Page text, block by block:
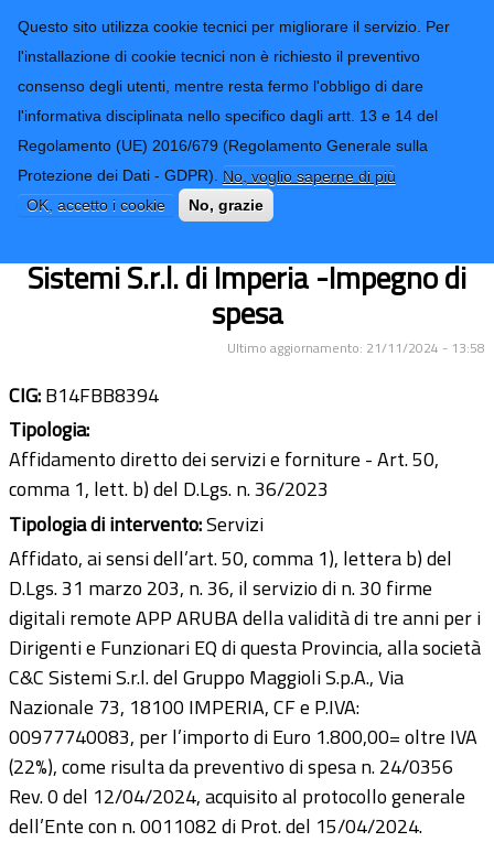
Questo sito utilizza cookie tecnici per migliorare il servizio. Per
l'installazione di cookie tecnici non è richiesto il preventivo
consenso degli utenti, mentre resta fermo l'obbligo di dare
l'informativa disciplinata nello specifico dagli artt. 13 e 14 del
Regolamento (UE) 2016/679 (Regolamento Generale sulla
Protezione dei Dati - GDPR). No, voglio saperne di più
OK, accetto i cookie
No, grazie
Provincia di
Imperia
CONTATTI-URP
TRASPARENZA
Form di ricerca
Servizio di firma digitale remota per
Dirigenti e Funzionari EQ della
Sistemi S.r.l. di Imperia -Impegno di
spesa
Ultimo aggiornamento: 21/11/2024 - 13:58
CIG:B14FBB8394
Tipologia:
Affidamento diretto dei servizi e forniture - Art. 50,
comma 1, lett. b) del D.Lgs. n. 36/2023
Tipologia di intervento:Servizi
Affidato, ai sensi dell’art. 50, comma 1), lettera b) del
D.Lgs. 31 marzo 203, n. 36, il servizio di n. 30 firme
digitali remote APP ARUBA della validità di tre anni per i
Dirigenti e Funzionari EQ di questa Provincia, alla società
C&C Sistemi S.r.l. del Gruppo Maggioli S.p.A., Via
Nazionale 73, 18100 IMPERIA, CF e P.IVA:
00977740083, per l’importo di Euro 1.800,00= oltre IVA
(22%), come risulta da preventivo di spesa n. 24/0356
Rev. 0 del 12/04/2024, acquisito al protocollo generale
dell’Ente con n. 0011082 di Prot. del 15/04/2024.